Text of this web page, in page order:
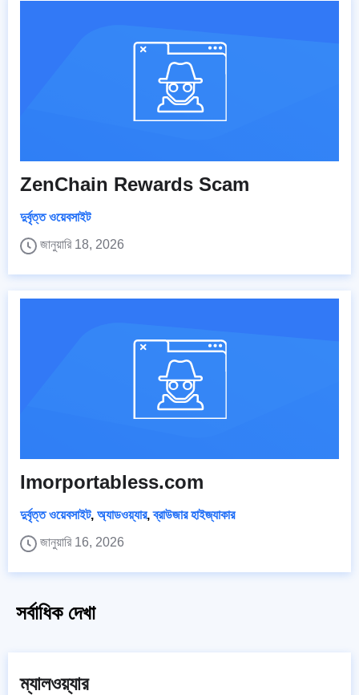
ZenChain Rewards Scam
দুর্বৃত্ত ওয়েবসাইট
জানুয়ারি 18, 2026
Imorportabless.com
দুর্বৃত্ত ওয়েবসাইট, অ্যাডওয়্যার,ব্রাউজার হাইজ্যাকার
জানুয়ারি 16, 2026
সর্বাধিক দেখা
ম্যালওয়্যার